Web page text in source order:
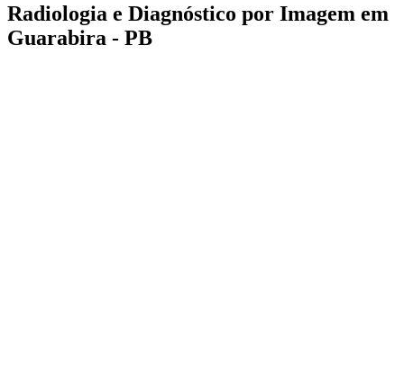
Radiologia e Diagnóstico por Imagem em
Guarabira - PB